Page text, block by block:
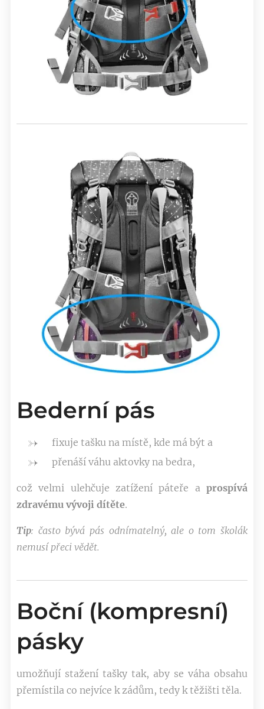
Bederní pás
fixuje tašku na místě, kde má být a
přenáší váhu aktovky na bedra,
což velmi ulehčuje zatížení páteře a prospívá
zdravému vývoji dítěte.
Tip: často bývá pás odnímatelný, ale o tom školák
nemusí přeci vědět.
Boční (kompresní)
pásky
umožňují stažení tašky tak, aby se váha obsahu
přemístila co nejvíce k zádům, tedy k těžišti těla.